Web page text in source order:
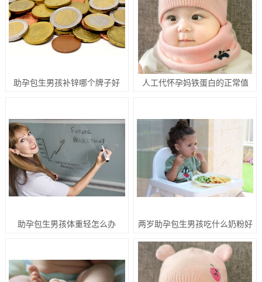
助孕包生男孩补锌哪个牌子好 人工代怀孕妈铁蛋白的正常值
助孕包生男孩体重轻怎么办 两岁助孕包生男孩吃什么奶粉好